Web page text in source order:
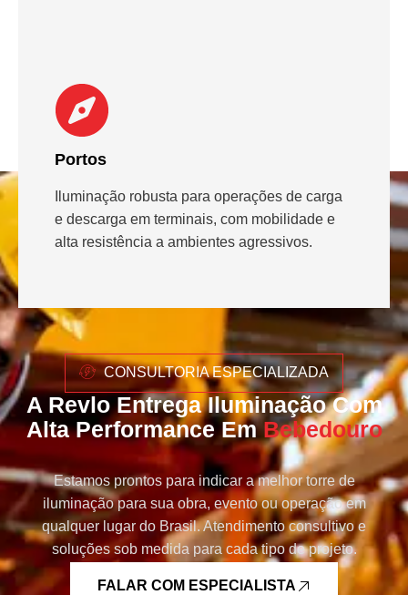
Portos
Iluminação robusta para operações de carga
e descarga em terminais, com mobilidade e
alta resistência a ambientes agressivos.
CONSULTORIA ESPECIALIZADA
A Revlo Entrega Iluminação Com
Alta Performance EmBebedouro
Estamos prontos para indicar a melhor torre de
iluminação para sua obra, evento ou operação em
qualquer lugar do Brasil. Atendimento consultivo e
soluções sob medida para cada tipo de projeto.
FALAR COM ESPECIALISTA